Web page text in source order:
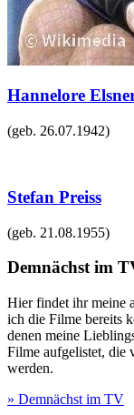
Hannelore
(geb. 26.07.1942)
Stefan Preiss
(geb. 21.08.1955)
Demnächst im
Hier findet ihr meine
ich die Filme bereits
denen meine
Filme aufgelistet, die
werden.
» Demnächst im TV